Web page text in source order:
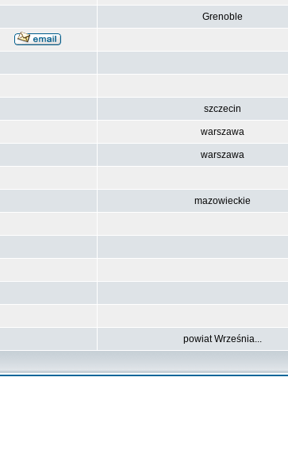
Grenoble
szczecin
warszawa
warszawa
mazowieckie
powiat Września...